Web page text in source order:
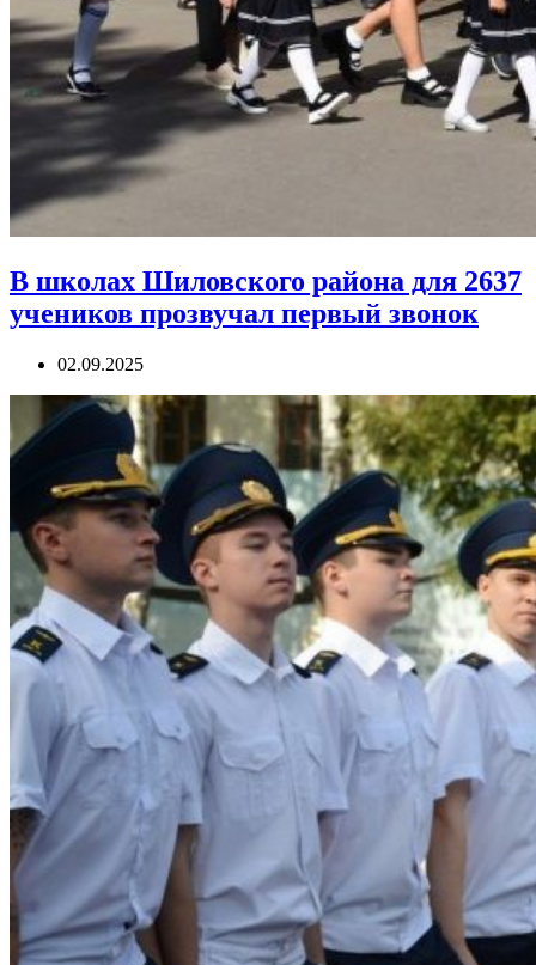
В школах Шиловского района для 2637
учеников прозвучал первый звонок
02.09.2025